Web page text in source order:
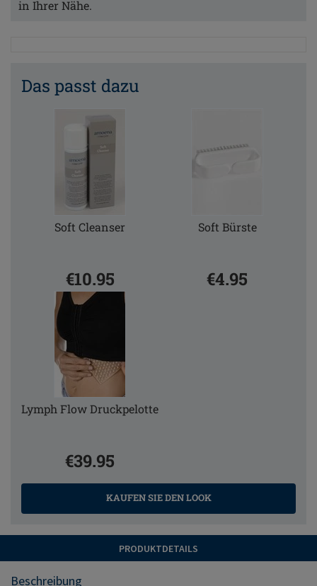
in Ihrer Nähe.
Das passt dazu
Soft Cleanser
€10.95
Soft Bürste
€4.95
Lymph Flow Druckpelotte
€39.95
KAUFEN SIE DEN LOOK
PRODUKTDETAILS
Beschreibung